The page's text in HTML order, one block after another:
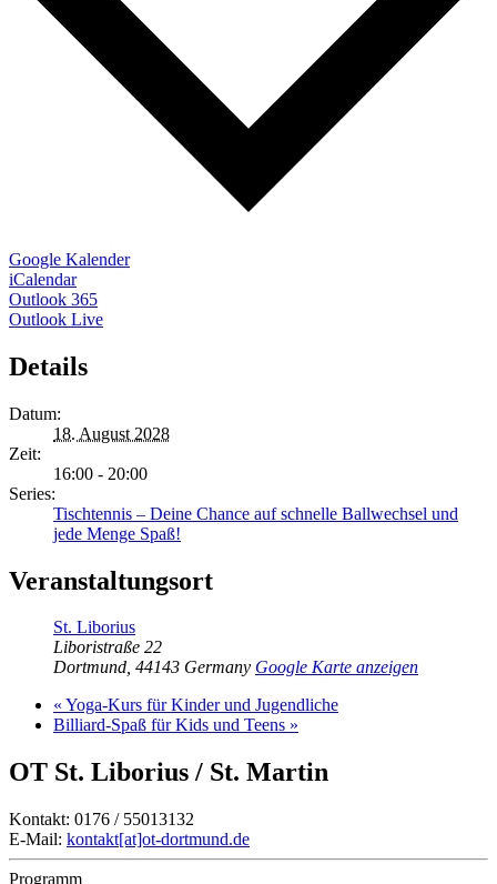
Google Kalender
iCalendar
Outlook 365
Outlook Live
Details
Datum:
18. August 2028
Zeit:
16:00 - 20:00
Series:
Tischtennis – Deine Chance auf schnelle Ballwechsel und
jede Menge Spaß!
Veranstaltungsort
St. Liborius
Liboristraße 22
Dortmund, 44143 Germany Google Karte anzeigen
« Yoga-Kurs für Kinder und Jugendliche
Billiard-Spaß für Kids und Teens »
OT St. Liborius / St. Martin
Kontakt: 0176 / 55013132
E-Mail: kontakt[at]ot-dortmund.de
Programm